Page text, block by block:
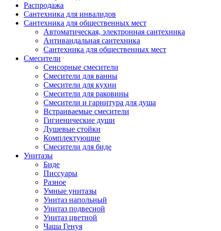
Распродажа
Сантехника для инвалидов
Сантехника для общественных мест
Автоматическая, электронная сантехника
Антивандальная сантехника
Сантехника для общественных мест
Смесители
Сенсорные смесители
Смесители для ванны
Смесители для кухни
Смесители для раковины
Смесители и гарнитура для душа
Встраиваемые смесители
Гигиенические души
Душевые стойки
Комплектующие
Смесители для биде
Унитазы
Биде
Писсуары
Разное
Умные унитазы
Унитаз напольный
Унитаз подвесной
Унитаз цветной
Чаша Генуя